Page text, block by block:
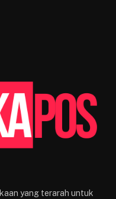
yang terarah untuk